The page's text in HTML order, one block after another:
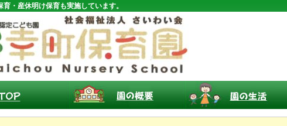
育・産休明け保育も実施しています。